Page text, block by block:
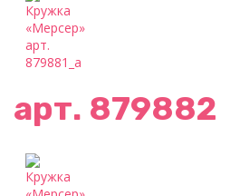
арт. 879882